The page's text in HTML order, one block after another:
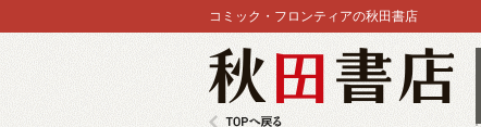
コミック・フロンティアの秋田書店